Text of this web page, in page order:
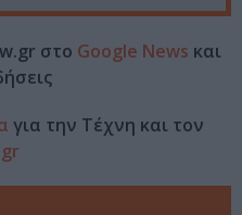
στο Google News και
για την Τέχνη και τον